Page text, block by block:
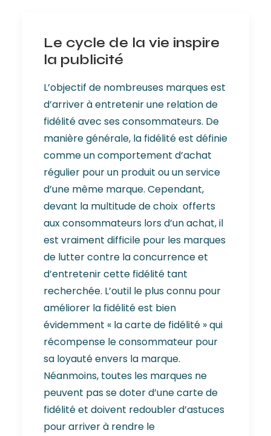
Le cycle de la vie inspire
la publicité
L’objectif de nombreuses marques est
d’arriver à entretenir une relation de
fidélité avec ses consommateurs. De
manière générale, la fidélité est définie
comme un comportement d’achat
régulier pour un produit ou un service
d’une même marque. Cependant,
devant la multitude de choix offerts
aux consommateurs lors d’un achat, il
est vraiment difficile pour les marques
de lutter contre la concurrence et
d’entretenir cette fidélité tant
recherchée. L’outil le plus connu pour
améliorer la fidélité est bien
évidemment « la carte de fidélité » qui
récompense le consommateur pour
sa loyauté envers la marque.
Néanmoins, toutes les marques ne
peuvent pas se doter d’une carte de
fidélité et doivent redoubler d’astuces
pour arriver à rendre le